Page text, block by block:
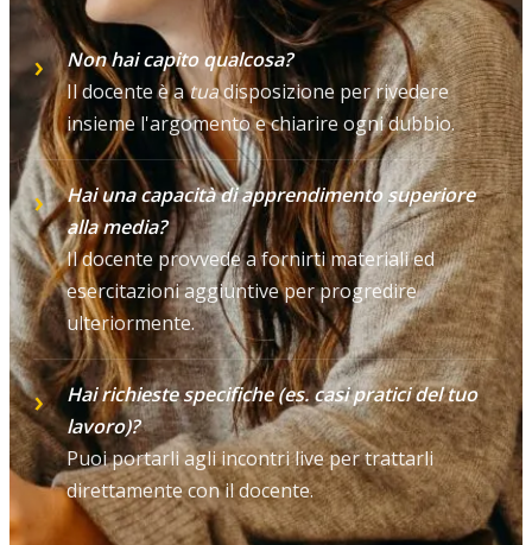
Non hai capito qualcosa?
Il docente è atuadisposizione per rivedere
insieme l'argomento e chiarire ogni dubbio.
Hai una capacità di apprendimento superiore
alla media?
Il docente provvede a fornirti materiali ed
esercitazioni aggiuntive per progredire
ulteriormente.
Hai richieste specifiche (es. casi pratici del tuo
lavoro)?
Puoi portarli agli incontri live per trattarli
direttamente con il docente.